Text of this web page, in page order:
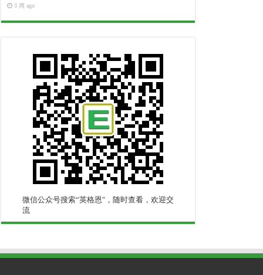
3 周 ago
微信公众号搜索“英格恩"，随时查看，欢迎交
流